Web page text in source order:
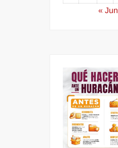
« Jun